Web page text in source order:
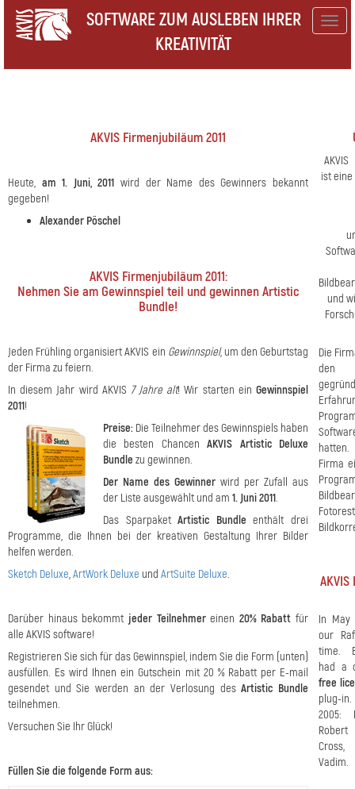
SOFTWARE ZUM AUSLEBEN IHRER
KREATIVITÄT
AKVIS Firmenjubiläum 2011
Heute, am 1. Juni, 2011 wird der Name des Gewinners bekannt
gegeben!
Alexander Pöschel
AKVIS Firmenjubiläum 2011:
Nehmen Sie am Gewinnspiel teil und gewinnen Artistic
Bundle!
Jeden Frühling organisiert AKVIS ein Gewinnspiel, um den Geburtstag
der Firma zu feiern.
In diesem Jahr wird AKVIS 7 Jahre alt! Wir starten einGewinnspiel
2011!
Preise: Die Teilnehmer des Gewinnspiels haben
die besten ChancenAKVIS Artistic Deluxe
Bundle zu gewinnen.
Der Name des Gewinner wird per Zufall aus
der Liste ausgewählt und am 1. Juni 2011.
Das SparpaketArtistic Bundle enthält drei
Programme, die Ihnen bei der kreativen Gestaltung Ihrer Bilder
helfen werden.
Sketch Deluxe,ArtWork Deluxe und ArtSuite Deluxe.
Darüber hinaus bekommt jeder Teilnehmereinen 20% Rabatt für
alle AKVIS software!
Registrieren Sie sich für das Gewinnspiel, indem Sie die Form (unten)
ausfüllen. Es wird Ihnen ein Gutschein mit 20 % Rabatt per E-mail
gesendet und Sie werden an der Verlosung desArtistic Bundle
teilnehmen.
Versuchen Sie Ihr Glück!
Füllen Sie die folgende Form aus:
AKVIS
ist eine
und
Die
den
Firma
In May
our
time.
had a
free
plug-
2005:
Vadim.